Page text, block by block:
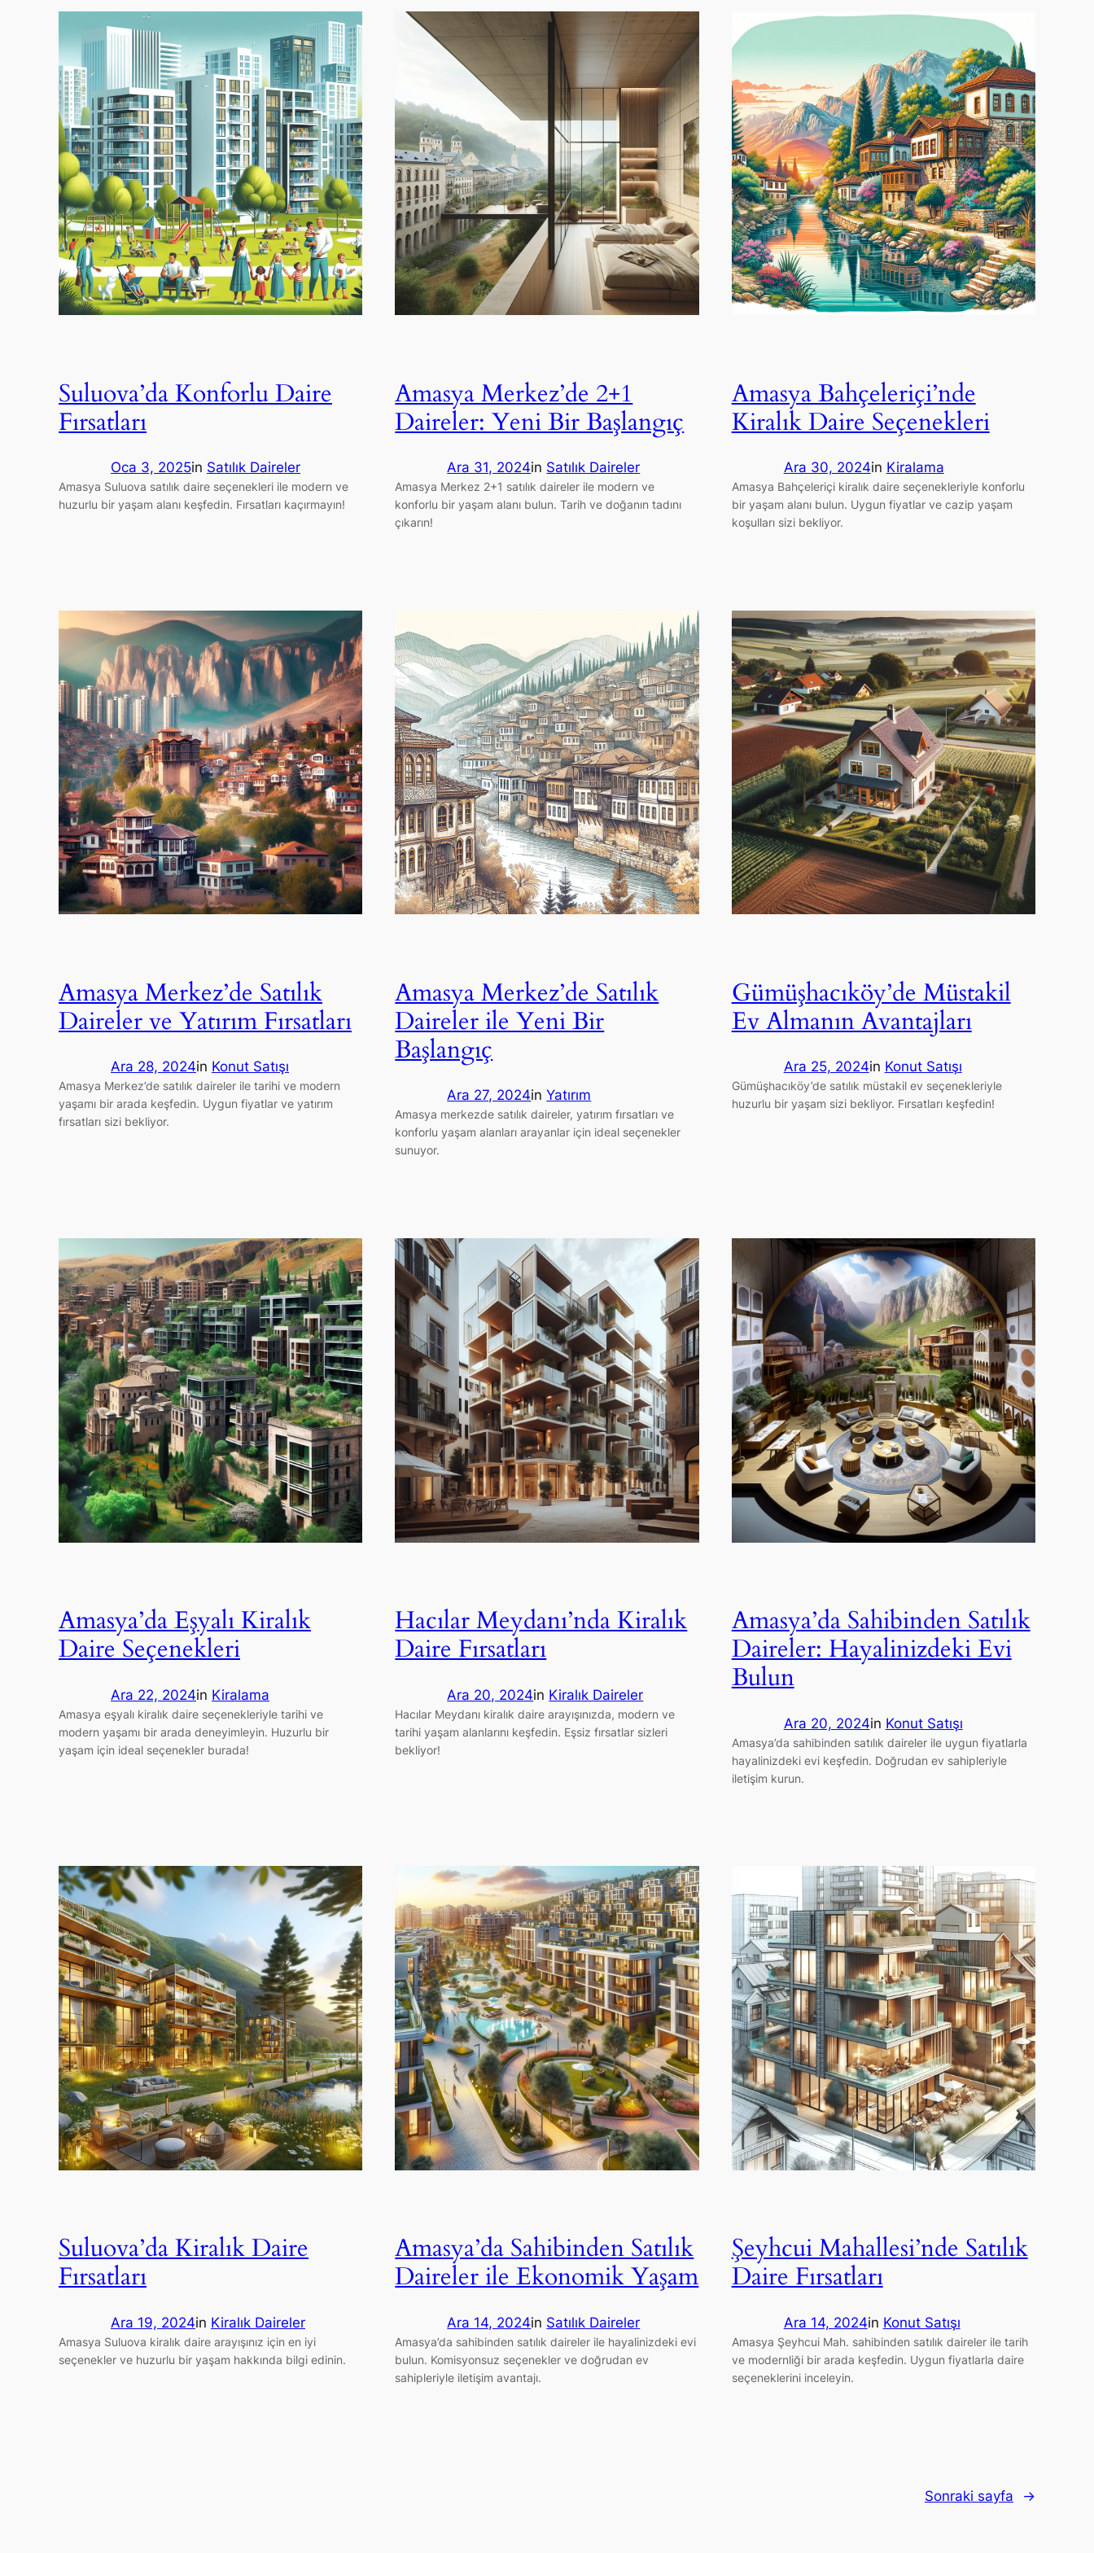
Suluova’da Konforlu Daire
Fırsatları
Oca 3, 2025in Satılık Daireler
Amasya Suluova satılık daire seçenekleri ile modern ve
huzurlu bir yaşam alanı keşfedin. Fırsatları kaçırmayın!
Amasya Merkez’de 2+1
Daireler: Yeni Bir Başlangıç
Ara 31, 2024in Satılık Daireler
Amasya Merkez 2+1 satılık daireler ile modern ve
konforlu bir yaşam alanı bulun. Tarih ve doğanın tadını
çıkarın!
Amasya Bahçeleriçi’nde
Kiralık Daire Seçenekleri
Ara 30, 2024in Kiralama
Amasya Bahçeleriçi kiralık daire seçenekleriyle konforlu
bir yaşam alanı bulun. Uygun fiyatlar ve cazip yaşam
koşulları sizi bekliyor.
Amasya Merkez’de Satılık
Daireler ve Yatırım Fırsatları
Ara 28, 2024in Konut Satışı
Amasya Merkez’de satılık daireler ile tarihi ve modern
yaşamı bir arada keşfedin. Uygun fiyatlar ve yatırım
fırsatları sizi bekliyor.
Amasya Merkez’de Satılık
Daireler ile Yeni Bir
Başlangıç
Ara 27, 2024inYatırım
Amasya merkezde satılık daireler, yatırım fırsatları ve
konforlu yaşam alanları arayanlar için ideal seçenekler
sunuyor.
Gümüşhacıköy’de Müstakil
Ev Almanın Avantajları
Ara 25, 2024in Konut Satışı
Gümüşhacıköy’de satılık müstakil ev seçenekleriyle
huzurlu bir yaşam sizi bekliyor. Fırsatları keşfedin!
Amasya’da Eşyalı Kiralık
Daire Seçenekleri
Ara 22, 2024in Kiralama
Amasya eşyalı kiralık daire seçenekleriyle tarihi ve
modern yaşamı bir arada deneyimleyin. Huzurlu bir
yaşam için ideal seçenekler burada!
Hacılar Meydanı’nda Kiralık
Daire Fırsatları
Ara 20, 2024in Kiralık Daireler
Hacılar Meydanı kiralık daire arayışınızda, modern ve
tarihi yaşam alanlarını keşfedin. Eşsiz fırsatlar sizleri
bekliyor!
Amasya’da Sahibinden Satılık
Daireler: Hayalinizdeki Evi
Bulun
Ara 20, 2024in Konut Satışı
Amasya’da sahibinden satılık daireler ile uygun fiyatlarla
hayalinizdeki evi keşfedin. Doğrudan ev sahipleriyle
iletişim kurun.
Suluova’da Kiralık Daire
Fırsatları
Ara 19, 2024in Kiralık Daireler
Amasya Suluova kiralık daire arayışınız için en iyi
seçenekler ve huzurlu bir yaşam hakkında bilgi edinin.
Amasya’da Sahibinden Satılık
Daireler ile Ekonomik Yaşam
Ara 14, 2024in Satılık Daireler
Amasya’da sahibinden satılık daireler ile hayalinizdeki evi
bulun. Komisyonsuz seçenekler ve doğrudan ev
sahipleriyle iletişim avantajı.
Şeyhcui Mahallesi’nde Satılık
Daire Fırsatları
Ara 14, 2024in Konut Satışı
Amasya Şeyhcui Mah. sahibinden satılık daireler ile tarih
ve modernliği bir arada keşfedin. Uygun fiyatlarla daire
seçeneklerini inceleyin.
Sonraki sayfa →